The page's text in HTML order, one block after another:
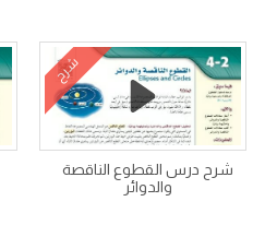
شرح
شرح درس القطوع الناقصة
والدوائر